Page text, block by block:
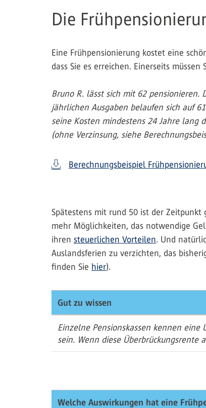
Die
Eine Frühpensionierung kostet eine
dass Sie es erreichen. Einerseits
Bruno R. lässt sich mit 62 pensionieren.
jährlichen Ausgaben belaufen sich auf
seine Kosten mindestens 24 Jahre lang
(ohne Verzinsung, siehe
Berechnungsbeispiel
Spätestens mit rund 50 ist der Zeitpunkt
mehr Möglichkeiten, das notwendige
ihren steuerlichen Vorteilen. Und
Auslandsferien zu verzichten, das
finden Sie hier).
Gut zu wissen
Einzelne Pensionskassen kennen
sein. Wenn diese
Welche Auswirkungen hat eine